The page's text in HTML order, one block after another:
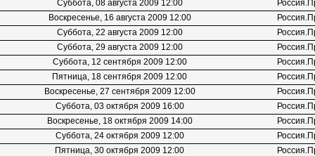
Суббота, 08 августа 2009 12:00
Воскресенье, 16 августа 2009 12:00
Суббота, 22 августа 2009 12:00
Суббота, 29 августа 2009 12:00
Суббота, 12 сентября 2009 12:00
Пятница, 18 сентября 2009 12:00
Воскресенье, 27 сентября 2009 12:00
Суббота, 03 октября 2009 16:00
Воскресенье, 18 октября 2009 14:00
Суббота, 24 октября 2009 12:00
Пятница, 30 октября 2009 12:00